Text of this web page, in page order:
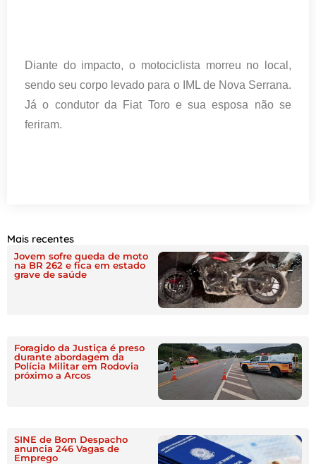
Diante do impacto, o motociclista morreu no local,
sendo seu corpo levado para o IML de Nova Serrana.
Já o condutor da Fiat Toro e sua esposa não se
feriram.
Mais recentes
Jovem sofre queda de moto
na BR 262 e fica em estado
grave de saúde
Foragido da Justiça é preso
durante abordagem da
Polícia Militar em Rodovia
próximo a Arcos
SINE de Bom Despacho
anuncia 246 Vagas de
Emprego